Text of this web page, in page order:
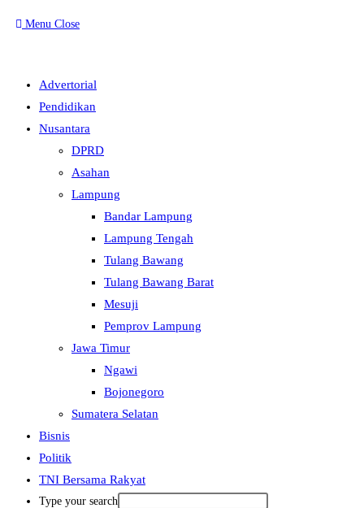
Menu Close
Advertorial
Pendidikan
Nusantara
DPRD
Asahan
Lampung
Bandar Lampung
Lampung Tengah
Tulang Bawang
Tulang Bawang Barat
Mesuji
Pemprov Lampung
Jawa Timur
Ngawi
Bojonegoro
Sumatera Selatan
Bisnis
Politik
TNI Bersama Rakyat
Type your search